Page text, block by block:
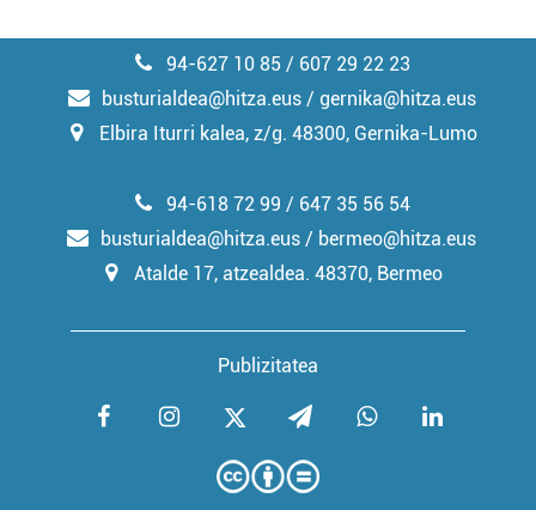
94-627 10 85 / 607 29 22 23
busturialdea@hitza.eus / gernika@hitza.eus
Elbira Iturri kalea, z/g. 48300, Gernika-Lumo
Publizitatea
94-618 72 99 / 647 35 56 54
busturialdea@hitza.eus / bermeo@hitza.eus
Atalde 17, atzealdea. 48370, Bermeo